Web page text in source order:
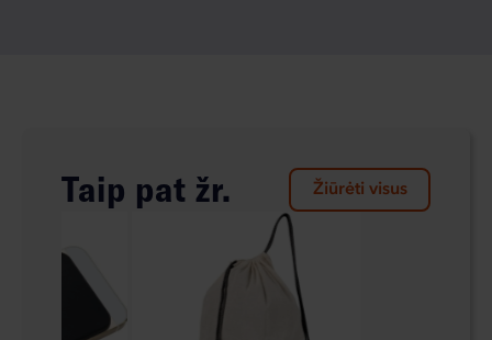
Taip pat žr. Žiūrėti visus